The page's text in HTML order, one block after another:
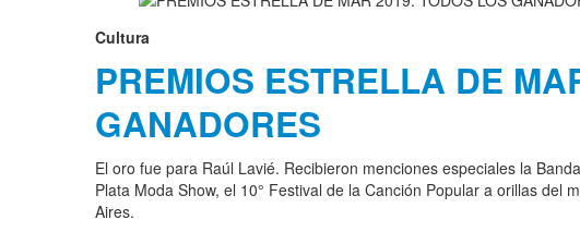
Cultura
PREMIOS ESTRELLA DE
GANADORES
El oro fue para Raúl Lavié. Recibieron menciones especiales la
Plata Moda Show, el 10° Festival de la Canción Popular a orillas del
Aires.